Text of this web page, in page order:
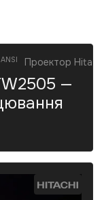
Проектор
—